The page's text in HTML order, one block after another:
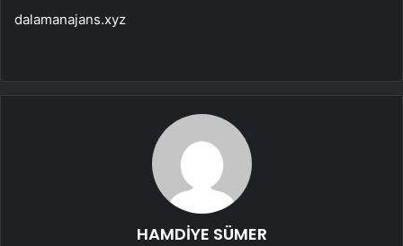
dalamanajans.xyz
HAMDİYE SÜMER